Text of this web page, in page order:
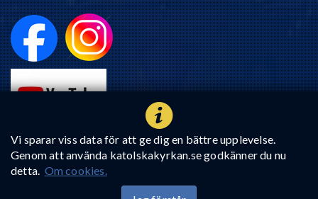
Vi sparar viss data för att ge dig en bättre upplevelse.
Genom att använda katolskakyrkan.se godkänner du nu
detta. Om cookies.